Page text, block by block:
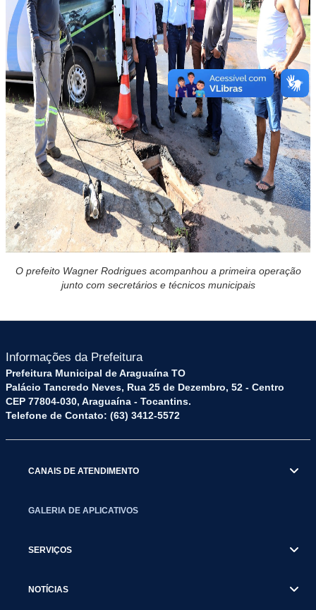
O prefeito Wagner Rodrigues acompanhou a primeira operação
junto com secretários e técnicos municipais
Informações da Prefeitura
Prefeitura Municipal de Araguaína TO
Palácio Tancredo Neves, Rua 25 de Dezembro, 52 - Centro
CEP 77804-030, Araguaína - Tocantins.
Telefone de Contato: (63) 3412-5572
CANAIS DE ATENDIMENTO
GALERIA DE APLICATIVOS
SERVIÇOS
NOTÍCIAS